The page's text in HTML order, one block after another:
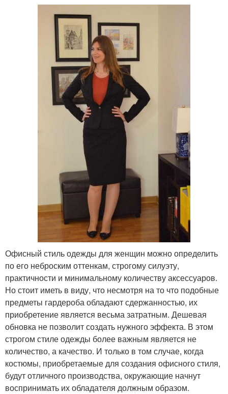
Офисный стиль одежды для женщин можно определить
по его неброским оттенкам, строгому силуэту,
практичности и минимальному количеству аксессуаров.
Но стоит иметь в виду, что несмотря на то что подобные
предметы гардероба обладают сдержанностью, их
приобретение является весьма затратным. Дешевая
обновка не позволит создать нужного эффекта. В этом
строгом стиле одежды более важным является не
количество, а качество. И только в том случае, когда
костюмы, приобретаемые для создания офисного стиля,
будут отличного производства, окружающие начнут
воспринимать их обладателя должным образом.